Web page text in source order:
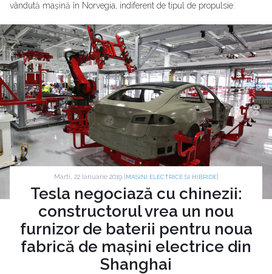
vândută mașină în Norvegia, indiferent de tipul de propulsie.
Marti, 22 Ianuarie 2019 | MASINI ELECTRICE SI HIBRIDE|
Tesla negociază cu chinezii:
constructorul vrea un nou
furnizor de baterii pentru noua
fabrică de mașini electrice din
Shanghai